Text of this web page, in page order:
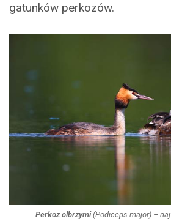
gatunków perkozów.
Perkoz olbrzymi(Podiceps major) –